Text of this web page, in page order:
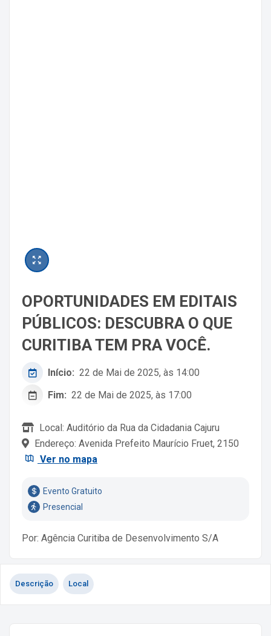
OPORTUNIDADES EM EDITAIS
PÚBLICOS: DESCUBRA O QUE
CURITIBA TEM PRA VOCÊ.
Início: 22 de Mai de 2025, às 14:00
Fim: 22 de Mai de 2025, às 17:00
Local: Auditório da Rua da Cidadania Cajuru
Endereço: Avenida Prefeito Maurício Fruet, 2150
Ver no mapa
Evento Gratuito
Presencial
Por: Agência Curitiba de Desenvolvimento S/A
Descrição Local